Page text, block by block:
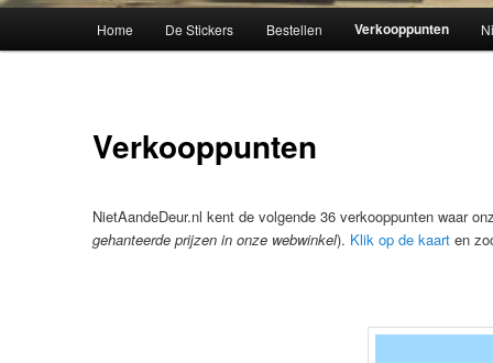
Home De Stickers Bestellen Verkooppunten
Verkooppunten
NietAandeDeur.nl kent de volgende 36 verkooppunten waar
gehanteerde prijzen in onze webwinkel). Klik op de kaarten